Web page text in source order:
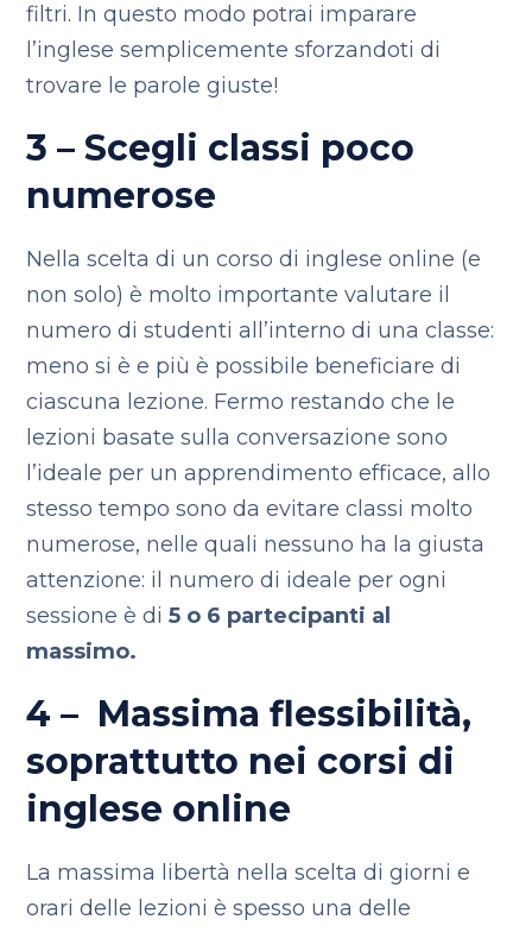
filtri. In questo modo potrai imparare
l’inglese semplicemente sforzandoti di
trovare le parole giuste!
3 – Scegli classi poco
numerose
Nella scelta di un corso di inglese online (e
non solo) è molto importante valutare il
numero di studenti all’interno di una classe:
meno si è e più è possibile beneficiare di
ciascuna lezione. Fermo restando che le
lezioni basate sulla conversazione sono
l’ideale per un apprendimento efficace, allo
stesso tempo sono da evitare classi molto
numerose, nelle quali nessuno ha la giusta
attenzione: il numero di ideale per ogni
sessione è di5 o 6 partecipanti al
massimo.
4 – Massima flessibilità,
soprattutto nei corsi di
inglese online
La massima libertà nella scelta di giorni e
orari delle lezioni è spesso una delle